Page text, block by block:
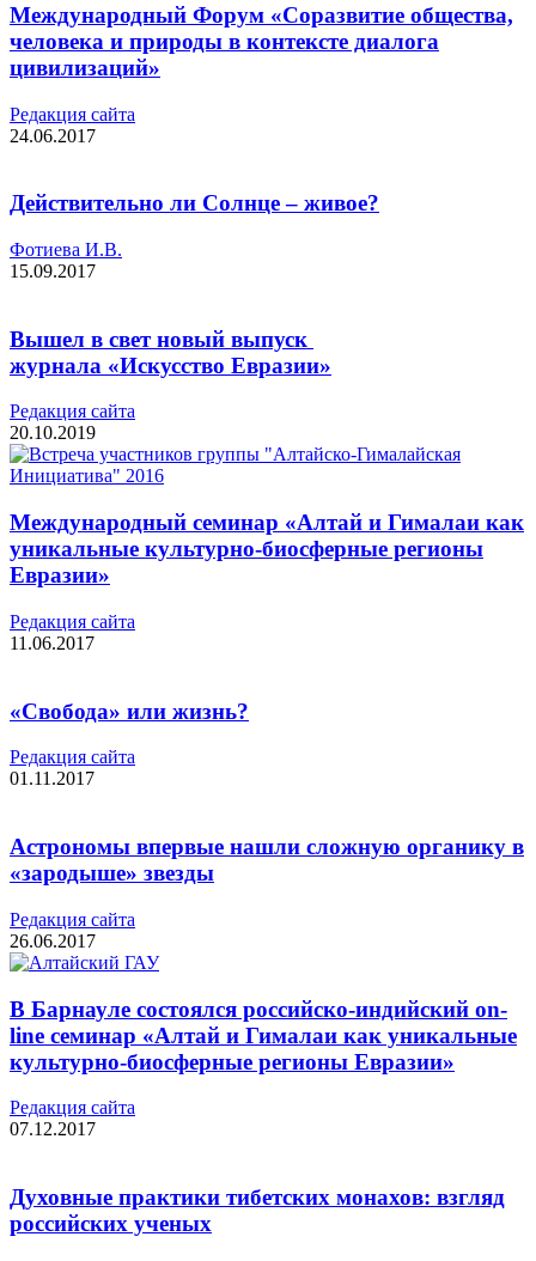
Международный Форум «Соразвитие общества,
человека и природы в контексте диалога
цивилизаций»
Редакция cайта
24.06.2017
Действительно ли Солнце – живое?
Фотиева И.В.
15.09.2017
Вышел в свет новый выпуск
журнала «Искусство Евразии»
Редакция cайта
20.10.2019
Международный семинар «Алтай и Гималаи как
уникальные культурно-биосферные регионы
Евразии»
Редакция cайта
11.06.2017
«Свобода» или жизнь?
Редакция cайта
01.11.2017
Астрономы впервые нашли сложную органику в
«зародыше» звезды
Редакция cайта
26.06.2017
В Барнауле состоялся российско-индийский on-
line семинар «Алтай и Гималаи как уникальные
культурно-биосферные регионы Евразии»
Редакция cайта
07.12.2017
Духовные практики тибетских монахов: взгляд
российских ученых